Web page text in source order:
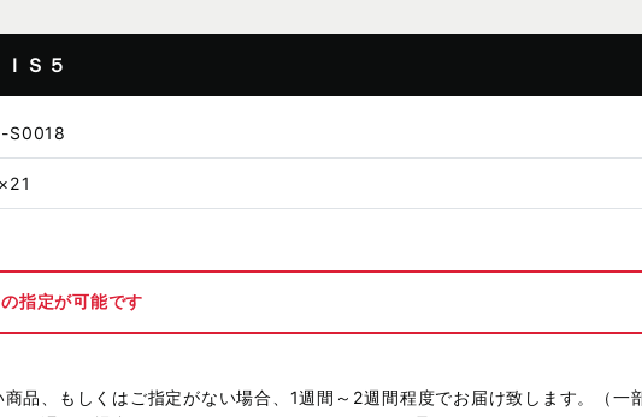
Ｓ５
S0018
指定が可能です
品、もしくはご指定がない場合、1週間～2週間程度でお届け致します。（一